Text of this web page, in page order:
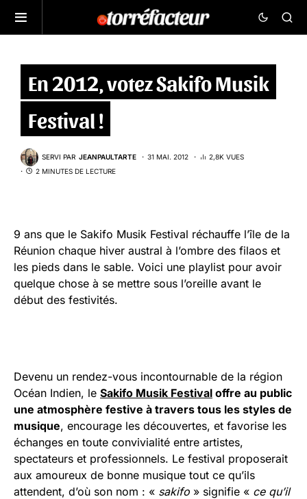
En 2012, votez Sakifo Musik
Festival !
SERVI PAR JEANPAULTARTE 31 MAI. 2012
2,8K VUES
2 MINUTES DE LECTURE
9 ans que le Sakifo Musik Festival réchauffe l’île de la
Réunion chaque hiver austral à l’ombre des filaos et
les pieds dans le sable. Voici une playlist pour avoir
quelque chose à se mettre sous l’oreille avant le
début des festivités.
Devenu un rendez-vous incontournable de la région
Océan Indien, le Sakifo Musik Festival offre au public
une atmosphère festive à travers tous les styles de
musique, encourage les découvertes, et favorise les
échanges en toute convivialité entre artistes,
spectateurs et professionnels. Le festival proposerait
aux amoureux de bonne musique tout ce qu’ils
attendent, d’où son nom : « sakifo » signifie « ce qu’il